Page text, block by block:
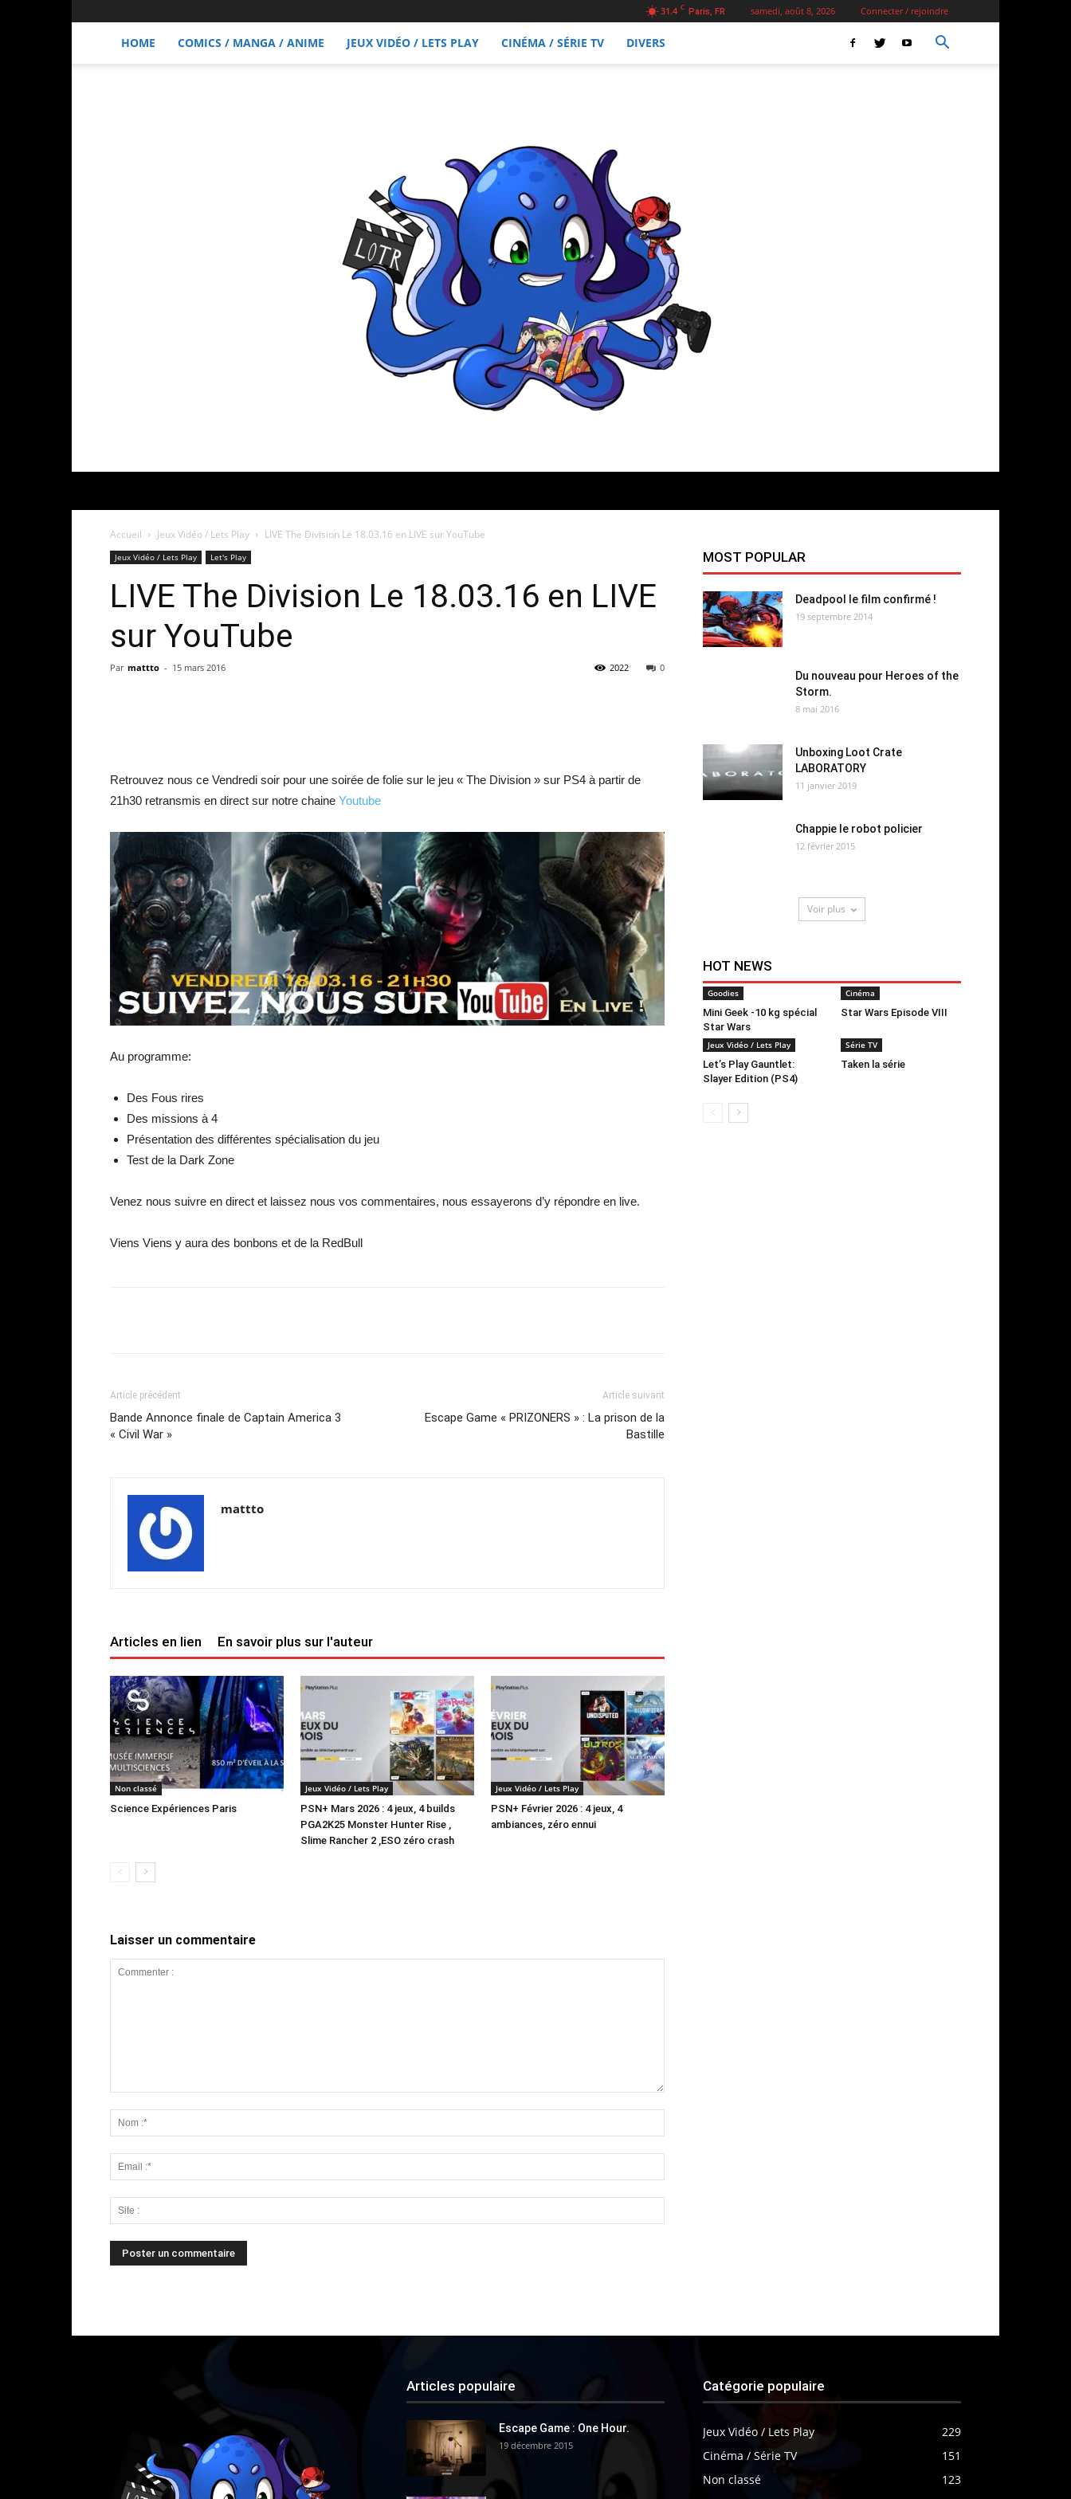
31.4 C Paris, FR samedi, août 8, 2026 Connecter / rejoindre
HOME COMICS / MANGA / ANIME JEUX VIDÉO / LETS PLAY CINÉMA / SÉRIE TV DIVERS
Accueil Jeux Vidéo / Lets Play LIVE The Division Le 18.03.16 en LIVE sur YouTube
Jeux Vidéo / Lets Play Let's Play
LIVE The Division Le 18.03.16 en LIVE
sur YouTube
Par mattto - 15 mars 2016 0
2022
Retrouvez nous ce Vendredi soir pour une soirée de folie sur le jeu « The Division » sur PS4 à partir de
21h30 retransmis en direct sur notre chaine Youtube
Au programme:
Des Fous rires
Des missions à 4
Présentation des différentes spécialisation du jeu
Test de la Dark Zone
Venez nous suivre en direct et laissez nous vos commentaires, nous essayerons d’y répondre en live.
Viens Viens y aura des bonbons et de la RedBull
Article précédent
Bande Annonce finale de Captain America 3
« Civil War »
Article suivant
Escape Game « PRIZONERS » : La prison de la
Bastille
mattto
Articles en lien En savoir plus sur l'auteur
Non classé
Science Expériences Paris
Jeux Vidéo / Lets Play
PSN+ Mars 2026 : 4 jeux, 4 builds
PGA2K25 Monster Hunter Rise ,
Slime Rancher 2 ,ESO zéro crash
Jeux Vidéo / Lets Play
PSN+ Février 2026 : 4 jeux, 4
ambiances, zéro ennui
Laisser un commentaire
MOST POPULAR
Deadpool le film confirmé !
19 septembre 2014
Du nouveau pour Heroes of the
Storm.
8 mai 2016
Unboxing Loot Crate
LABORATORY
11 janvier 2019
Chappie le robot policier
12 février 2015
Voir plus
HOT NEWS
Goodies
Mini Geek -10 kg spécial
Star Wars
Cinéma
Star Wars Episode VIII
Jeux Vidéo / Lets Play
Let’s Play Gauntlet:
Slayer Edition (PS4)
Série TV
Taken la série
Articles populaire
Escape Game : One Hour.
19 décembre 2015
Catégorie populaire
Jeux Vidéo / Lets Play
229
Cinéma / Série TV
151
Non classé
123